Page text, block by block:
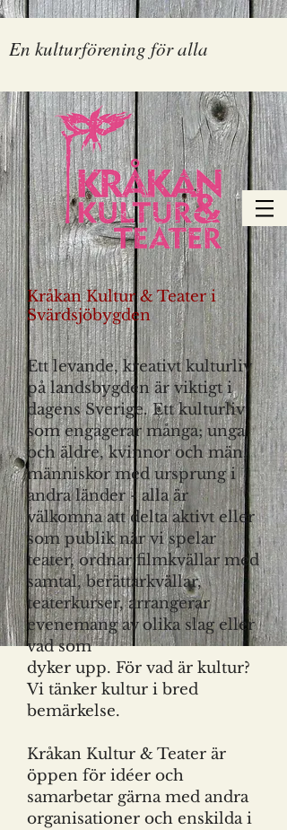
En kulturförening för alla
Kråkan Kultur & Teater i
Svärdsjöbygden
Ett levande, kreativt kulturliv
på landsbygden är viktigt i
dagens Sverige. Ett kulturliv
som engagerar många; unga
och äldre, kvinnor och män,
människor med ursprung i
andra länder - alla är
välkomna att delta aktivt eller
som publik när vi spelar
teater, ordnar filmkvällar med
samtal, berättarkvällar,
teaterkurser, arrangerar
evenemang av olika slag eller
vad som
dyker upp. För vad är kultur?
Vi tänker kultur i bred
bemärkelse.
Kråkan Kultur & Teater är
öppen för idéer och
samarbetar gärna med andra
organisationer och enskilda i